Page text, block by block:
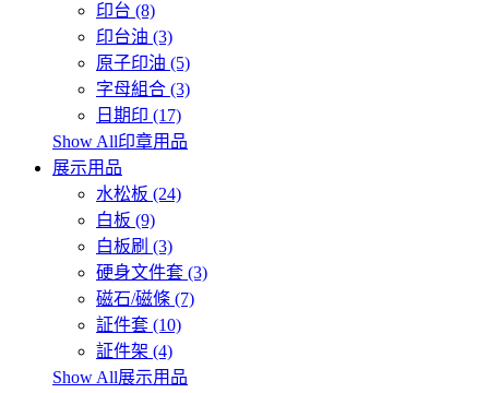
印台 (8)
印台油 (3)
原子印油 (5)
字母組合 (3)
日期印 (17)
Show All印章用品
展示用品
水松板 (24)
白板 (9)
白板刷 (3)
硬身文件套 (3)
磁石/磁條 (7)
証件套 (10)
証件架 (4)
Show All展示用品